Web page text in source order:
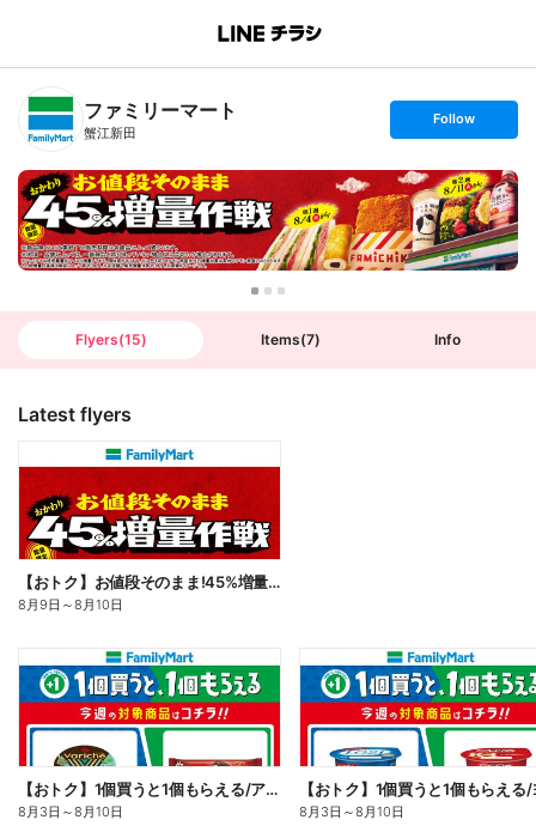
B
n
T
ファミリーマート
蟹江新田
s
t
o
l
l
o
w
Follow
Flyers(15) Items(7) Info
Latest flyers
【おトク】お値段そのまま!45%増量作戦!
8月9日 ～8月10日
【おトク】1個買うと1個もらえる/アイス
8月3日 ～8月10日 8月3日 ～8月10日